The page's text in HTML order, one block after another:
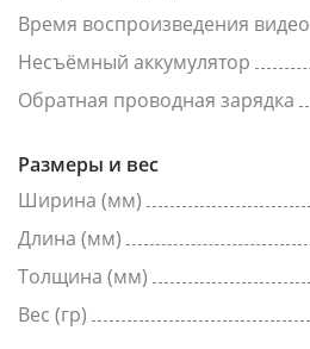
Время воспроизведения видео
Несъёмный аккумулятор
Обратная проводная зарядка
Размеры и вес
Ширина (мм)
Длина (мм)
Толщина (мм)
Вес (гр)